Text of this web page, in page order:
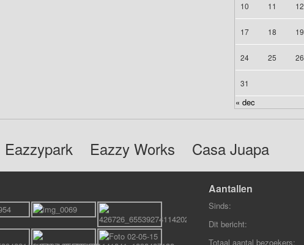
10 11 12
17 18 19
24 25 26
31
« dec
Eazzypark Eazzy Works Casa Juapa
Aantallen
Sinds:
Dit bericht:
Totaal aantal bezoekers: